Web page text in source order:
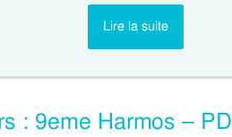
Lire la suite
: 9eme Harmos –